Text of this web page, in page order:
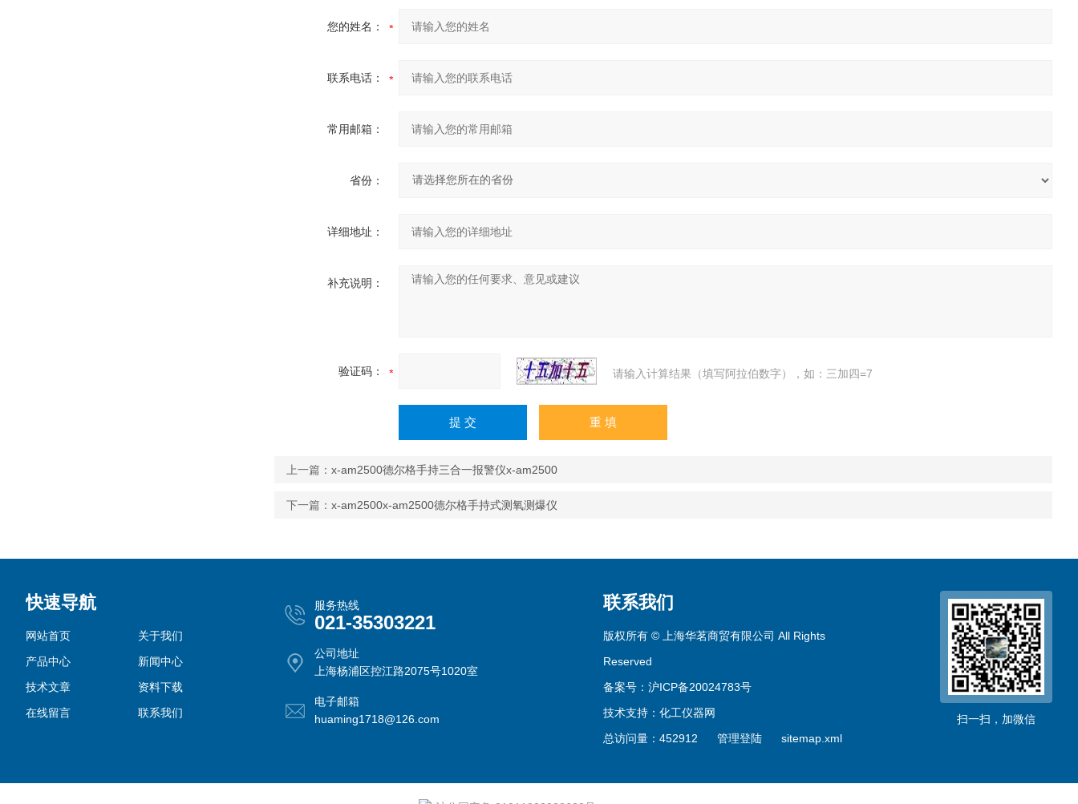
您的姓名：
联系电话：
常用邮箱：
省份：
详细地址：
补充说明：
验证码： 请输入计算结果（填写阿拉伯数字），如：三加四=7
上一篇： x-am2500德尔格手持三合一报警仪x-am2500
下一篇： x-am2500x-am2500德尔格手持式测氧测爆仪
快速导航
网站首页
关于我们
产品中心
新闻中心
技术文章
资料下载
在线留言
联系我们
服务热线
021-35303221
公司地址
上海杨浦区控江路2075号1020室
电子邮箱
huaming1718@126.com
联系我们
版权所有 © 上海华茗商贸有限公司 All Rights
Reserved
备案号：沪ICP备20024783号
技术支持： 化工仪器网
总访问量：452912 管理登陆 sitemap.xml
扫一扫，加微信